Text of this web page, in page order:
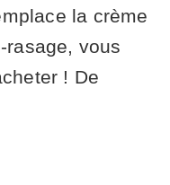
la crème
rasage, vous
! De